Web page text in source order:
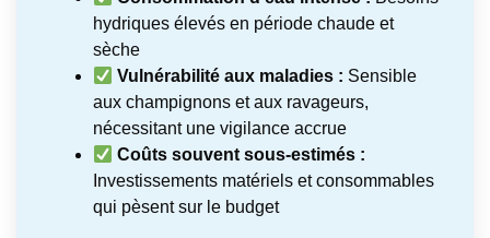
hydriques élevés en période chaude et
sèche
Vulnérabilité aux maladies : Sensible
aux champignons et aux ravageurs,
nécessitant une vigilance accrue
Coûts souvent sous-estimés :
Investissements matériels et consommables
qui pèsent sur le budget